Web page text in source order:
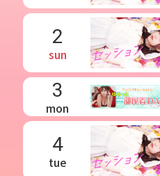
2
sun
3
mon
4
tue